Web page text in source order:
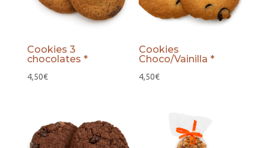
Cookies 3
chocolates *
4,50€
Cookies
Choco/Vainilla *
4,50€